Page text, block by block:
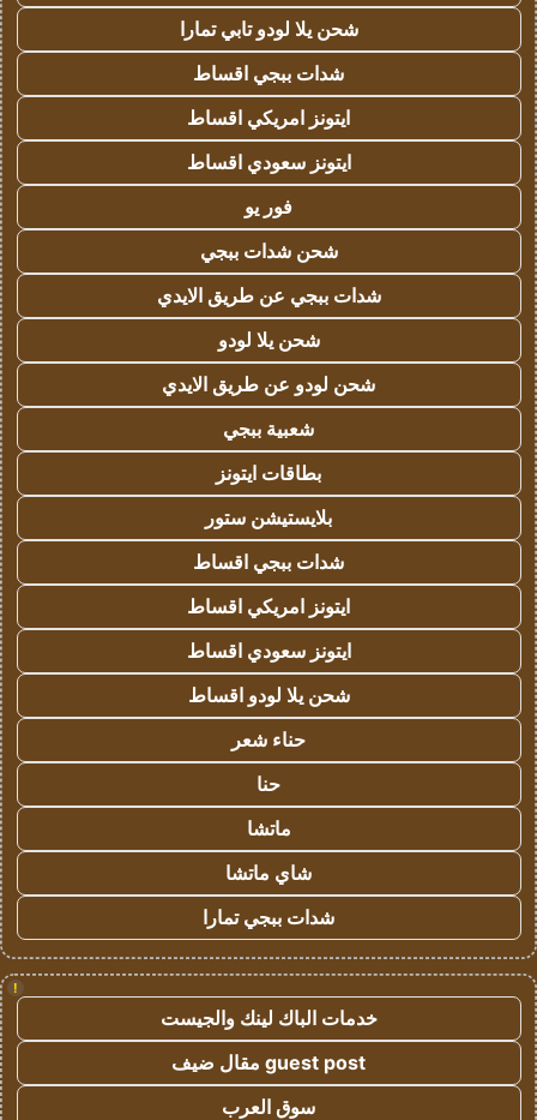
شحن يلا لودو تابي تمارا
شدات ببجي اقساط
ايتونز امريكي اقساط
ايتونز سعودي اقساط
فور يو
شحن شدات ببجي
شدات ببجي عن طريق الايدي
شحن يلا لودو
شحن لودو عن طريق الايدي
شعبية ببجي
بطاقات ايتونز
بلايستيشن ستور
شدات ببجي اقساط
ايتونز امريكي اقساط
ايتونز سعودي اقساط
شحن يلا لودو اقساط
حناء شعر
حنا
ماتشا
شاي ماتشا
شدات ببجي تمارا
!
خدمات الباك لينك والجيست
guest post مقال ضيف
سوق العرب